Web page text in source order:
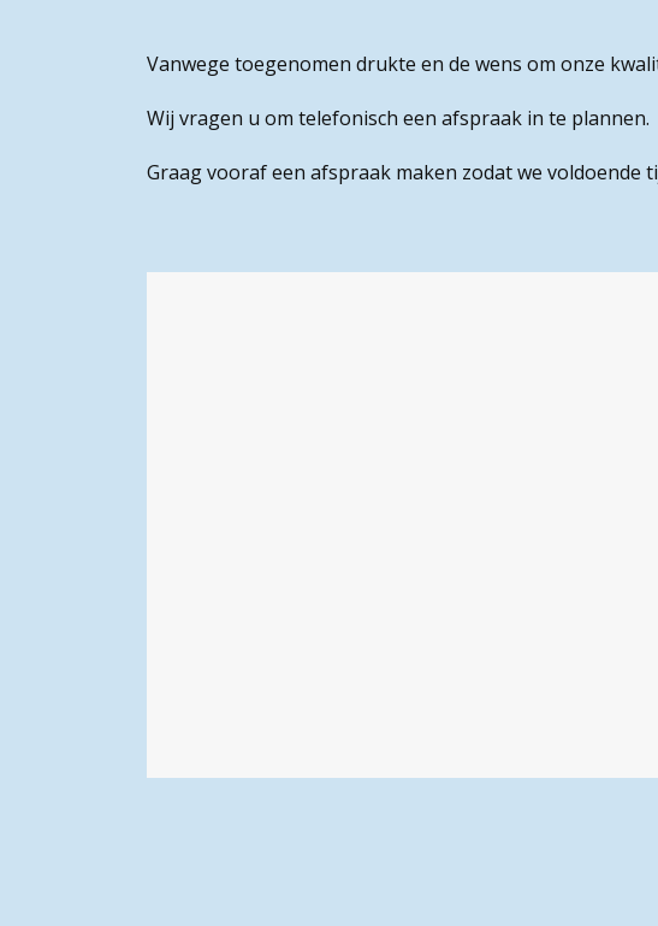
Vanwege toegenomen drukte en de wens om onze
Wij vragen u om telefonisch een afspraak in te plannen.
Graag vooraf een afspraak maken zodat we